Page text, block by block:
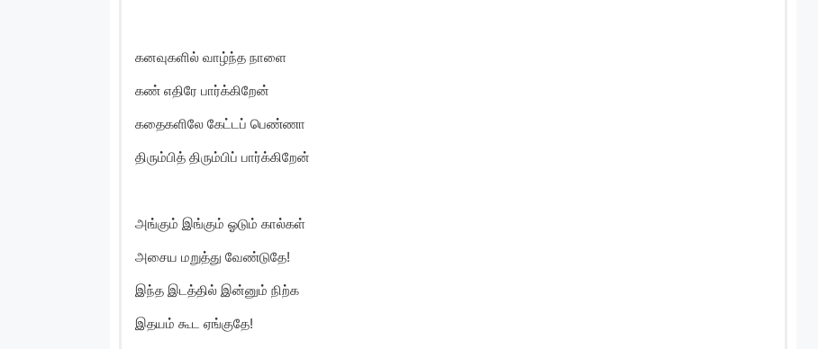
கனவுகளில் வாழ்ந்த நாளை
கண் எதிரே பார்க்கிறேன்
கதைகளிலே கேட்டப் பெண்ணா
திரும்பித் திரும்பிப் பார்க்கிறேன்
அங்கும் இங்கும் ஓடும் கால்கள்
அசைய மறுத்து வேண்டுதே!
இந்த இடத்தில் இன்னும் நிற்க
இதயம் கூட ஏங்குதே!